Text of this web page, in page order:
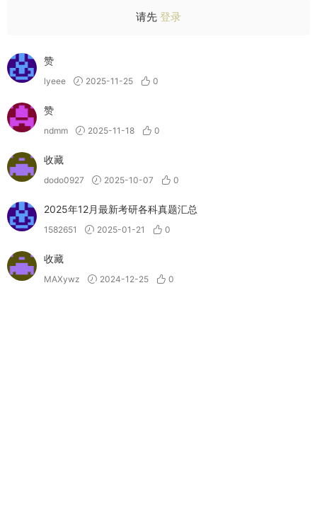
请先 登录
赞
lyeee 2025-11-25 0
赞
ndmm 2025-11-18 0
收藏
dodo0927 2025-10-07 0
2025年12月最新考研各科真题汇总
1582651 2025-01-21 0
收藏
MAXywz 2024-12-25 0